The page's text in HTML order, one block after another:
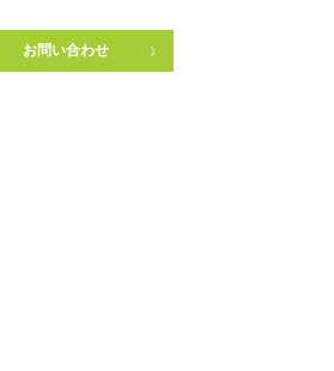
お問い合わせ